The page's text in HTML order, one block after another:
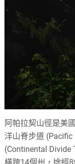
阿帕拉契山徑是美
洋山脊步道 (Pacific
(Continental Divide
橫跨14個州，途經